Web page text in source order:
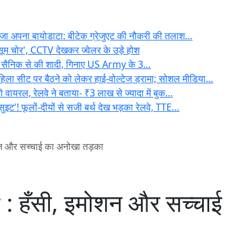
अपना बायोडाटा: बीटेक ग्रेजुएट की नौकरी की तलाश…
चोर', CCTV देखकर ज्वेलर के उड़े होश
सैनिक से की शादी, गिनाए US Army के 3…
सीट पर बैठने को लेकर हाई-वोल्टेज ड्रामा; सोशल मीडिया…
वायरल, रेलवे ने बताया- ₹3 लाख से ज्यादा में बुक…
फूलों-दीयों से सजी बर्थ देख भड़का रेलवे, TTE…
और सच्चाई का अनोखा तड़का
हँसी, इमोशन और सच्चाई